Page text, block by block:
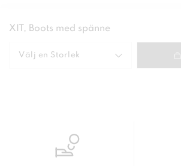
XIT, Boots med spänne
Välj en Storlek